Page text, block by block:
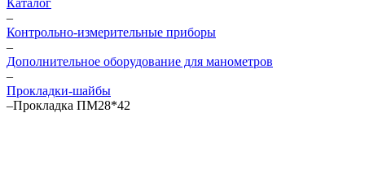
Каталог
–
Контрольно-измерительные приборы
–
Дополнительное оборудование для манометров
–
Прокладки-шайбы
–Прокладка ПМ28*42